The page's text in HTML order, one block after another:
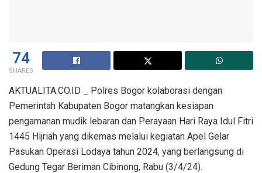
74
SHARES
AKTUALITA.CO.ID _ Polres Bogor kolaborasi dengan
Pemerintah Kabupaten Bogor matangkan kesiapan
pengamanan mudik lebaran dan Perayaan Hari Raya Idul Fitri
1445 Hijriah yang dikemas melalui kegiatan Apel Gelar
Pasukan Operasi Lodaya tahun 2024, yang berlangsung di
Gedung Tegar Beriman Cibinong, Rabu (3/4/24).